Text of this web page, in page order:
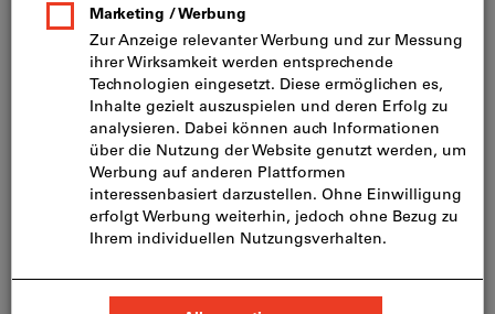
In den Warenkorb
Lieferung in 3 - 4 Arbeitstagen
Bitte beachten Sie die Lieferzeit und eingeschränkte
Beratung:
Diesen Artikel bestellen wir für Sie direkt beim
Hersteller, da er nicht Bestandteil unseres
Hauptsortiments ist und somit nicht bei uns auf
Lager liegt.Infos
Artikel merken Artikel teilen